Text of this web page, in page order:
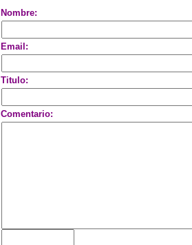
Nombre:
Email:
Titulo:
Comentario: